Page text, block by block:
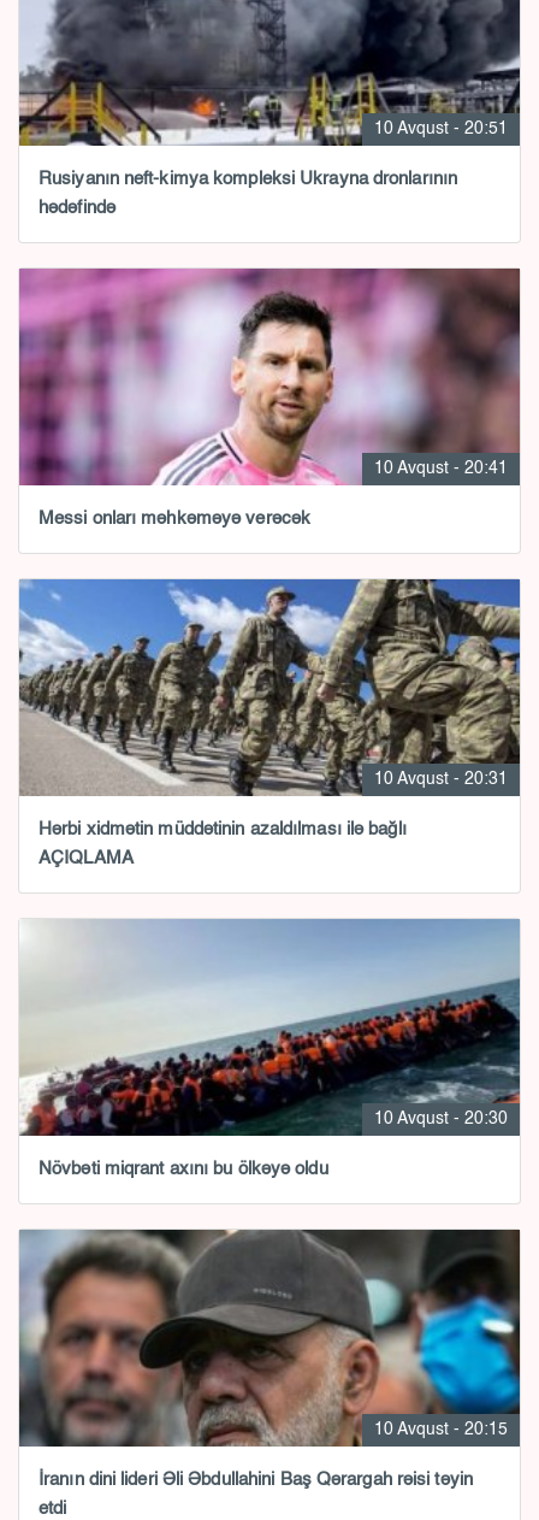
10 Avqust - 20:51
Rusiyanın neft-kimya kompleksi Ukrayna dronlarının
hədəfində
10 Avqust - 20:41
Messi onları məhkəməyə verəcək
10 Avqust - 20:31
Hərbi xidmətin müddətinin azaldılması ilə bağlı
AÇIQLAMA
10 Avqust - 20:30
Növbəti miqrant axını bu ölkəyə oldu
10 Avqust - 20:15
İranın dini lideri Əli Əbdullahini Baş Qərargah rəisi təyin
etdi